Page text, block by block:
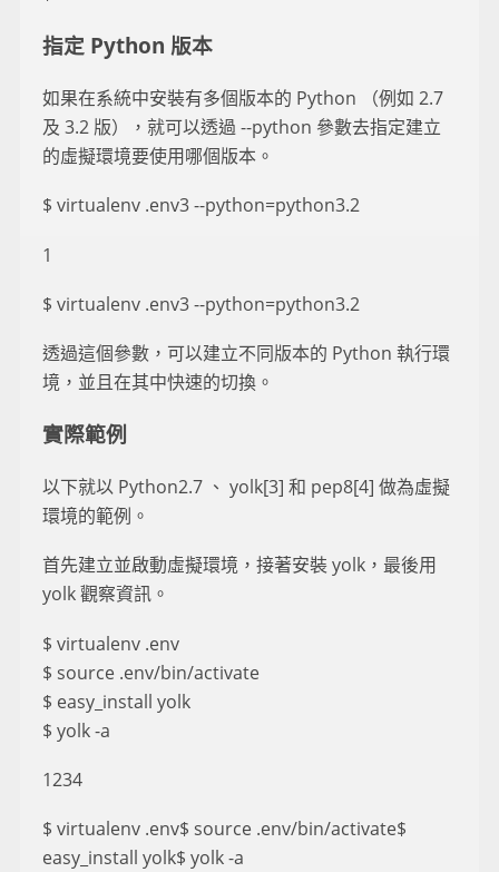
指定 Python 版本
如果在系統中安裝有多個版本的 Python （例如 2.7
及 3.2 版），就可以透過 --python 參數去指定建立
的虛擬環境要使用哪個版本。
$ virtualenv .env3 --python=python3.2
1
$ virtualenv .env3 --python=python3.2
透過這個參數，可以建立不同版本的 Python 執行環
境，並且在其中快速的切換。
實際範例
以下就以 Python2.7 、 yolk[3] 和 pep8[4] 做為虛擬
環境的範例。
首先建立並啟動虛擬環境，接著安裝 yolk，最後用
yolk 觀察資訊。
$ virtualenv .env
$ source .env/bin/activate
$ easy_install yolk
$ yolk -a
1234
$ virtualenv .env$ source .env/bin/activate$
easy_install yolk$ yolk -a